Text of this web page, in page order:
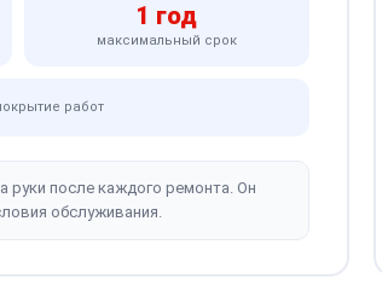
1 год
максимальный срок
работ
руки после каждого ремонта. Он
обслуживания.